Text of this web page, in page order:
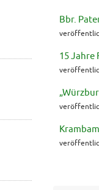
Bbr.
15 Jahre